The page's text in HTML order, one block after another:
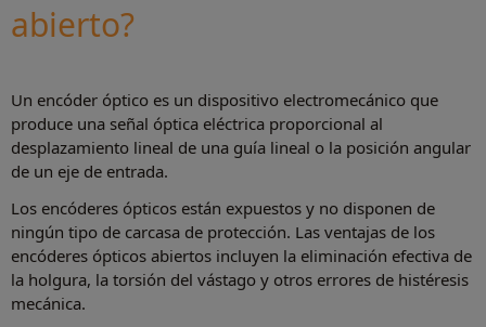
abierto?
Un encóder óptico es un dispositivo electromecánico que
produce una señal óptica eléctrica proporcional al
desplazamiento lineal de una guía lineal o la posición angular
de un eje de entrada.
Los encóderes ópticos están expuestos y no disponen de
ningún tipo de carcasa de protección. Las ventajas de los
encóderes ópticos abiertos incluyen la eliminación efectiva de
la holgura, la torsión del vástago y otros errores de histéresis
mecánica.